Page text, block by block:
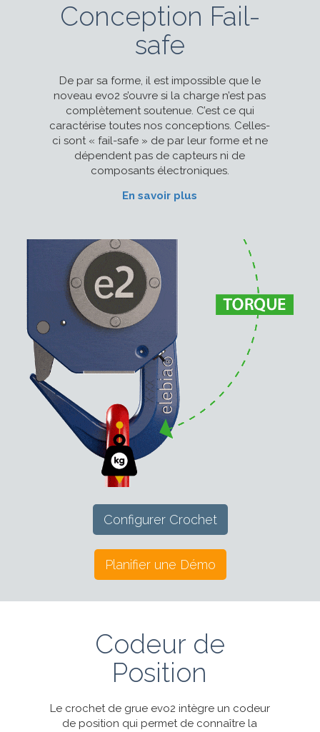
Conception Fail-
safe
De par sa forme, il est impossible que le
noveau evo2 s’ouvre si la charge n’est pas
complètement soutenue. C’est ce qui
caractérise toutes nos conceptions. Celles-
ci sont « fail-safe » de par leur forme et ne
dépendent pas de capteurs ni de
composants électroniques.
En savoir plus
Configurer Crochet
Planifier une Démo
Codeur de
Position
Le crochet de grue evo2 intègre un codeur
de position qui permet de connaître la